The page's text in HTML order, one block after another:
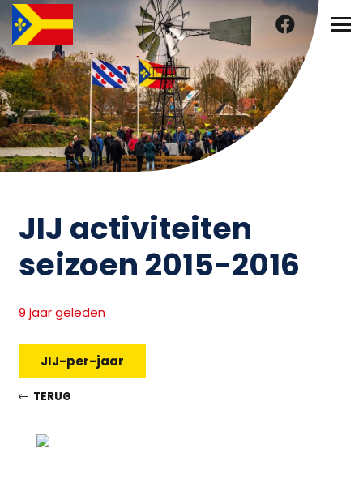
JIJ activiteiten
seizoen 2015-2016
9 jaar geleden
JIJ-per-jaar
TERUG